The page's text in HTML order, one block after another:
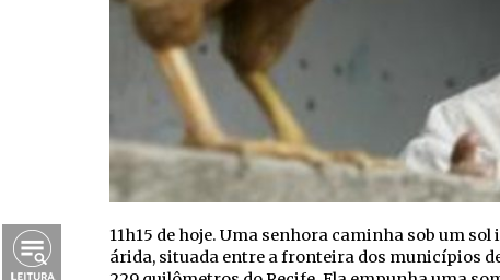
11h15 de hoje. Uma senhora caminha sob um
árida, situada entre a fronteira dos municípios de